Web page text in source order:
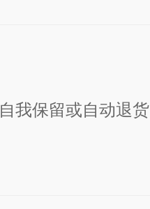
自我保留或自动退货